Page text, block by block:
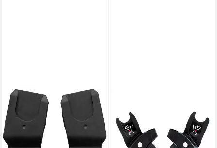
FILLIKID
Kinderwagen-Adapter für
Maxi Cosi, passend zu S-131-
07 Duette, (2-tlg), für Maxi
Cosi Babyschalen